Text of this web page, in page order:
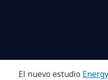
El nuevo estudio